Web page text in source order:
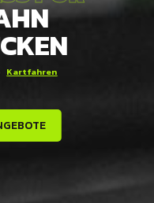
Kartfahren